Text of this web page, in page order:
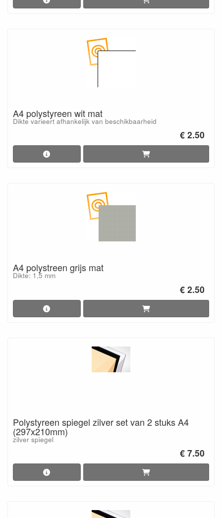
A4 polystyreen wit mat
Dikte varieert afhankelijk van beschikbaarheid
€ 2.50
A4 polystreen grijs mat
Dikte: 1,5 mm
€ 2.50
Polystyreen spiegel zilver set van 2 stuks A4
(297x210mm)
zilver spiegel
€ 7.50